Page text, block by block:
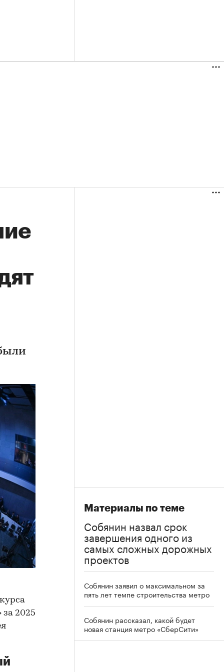
2025
Материалы по теме
Собянин назвал срок
завершения одного из
самых сложных дорожных
проектов
Собянин заявил о максимальном за
пять лет темпе строительства метро
Собянин рассказал, какой будет
новая станция метро «СберСити»